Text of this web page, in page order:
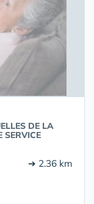
DE LA
SERVICE
➔ 2.36 km